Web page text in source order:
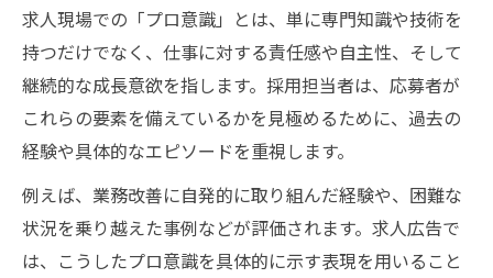
求人現場での「プロ意識」とは、単に専門知識や技術を
持つだけでなく、仕事に対する責任感や自主性、そして
継続的な成長意欲を指します。採用担当者は、応募者が
これらの要素を備えているかを見極めるために、過去の
経験や具体的なエピソードを重視します。
例えば、業務改善に自発的に取り組んだ経験や、困難な
状況を乗り越えた事例などが評価されます。求人広告で
は、こうしたプロ意識を具体的に示す表現を用いること